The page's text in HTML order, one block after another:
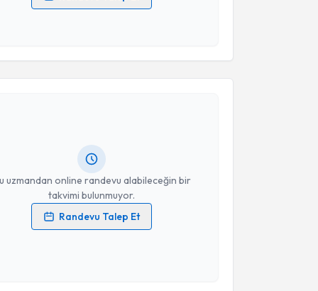
verilerimin işlenmesine ilişkinAydınlatma Metni
Takvim Talebini Gönder
uzmandan online randevu alabileceğin bir
takvimi bulunmuyor.
Randevu Talep Et
Talebi
verilerimin işlenmesine ilişkinAydınlatma Metni